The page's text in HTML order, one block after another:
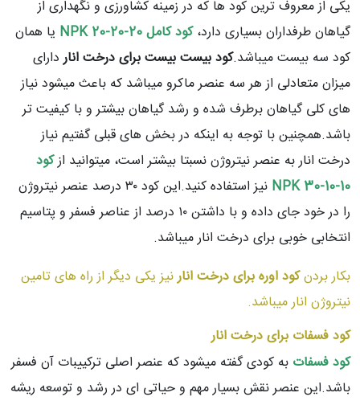
یکی از معروف ترین کود ها که در زمینه کشاورزی و نگهداری از
گیاهان طرفداران بسیاری دارد،کود کامل NPK 20-20-20
یا همان
کود سه بیست میباشد.کود بیست بیست برای درخت اناردارای
میزان متعادلی از هر سه عنصر ماکرو میباشد که باعث میشود نیاز
های کلی گیاهان برطرف شده و رشد گیاهان بیشتر و با کیفیت تر
باشد.همچنین با توجه به اینکه در بخش های قبلی گفتیم نیاز
درخت انار به عنصر نیتروژن نسبتا بیشتر است، میتوانید ازکود
NPK 30-10-10
نیز استفاده کنید.این کود ۳۰ درصد عنصر نیتروژن
را در خود جای داده و با داشتن ۱۰ درصد از عناصر فسفر و پتاسیم
انتخابی خوبی برای درخت انار میباشد.
بکار بردنکود اوره برای درخت انارنیز یکی دیگر از راه های تامین
نیتروژن انار میباشد.
کود فسفات برای درخت انار
کود فسفات به کودی گفته میشود که عنصر اصلی ترکییبات آن فسفر
باشد.این عنصر نقش بسیار مهم و حیاتی ای در رشد و توسعه ریشه